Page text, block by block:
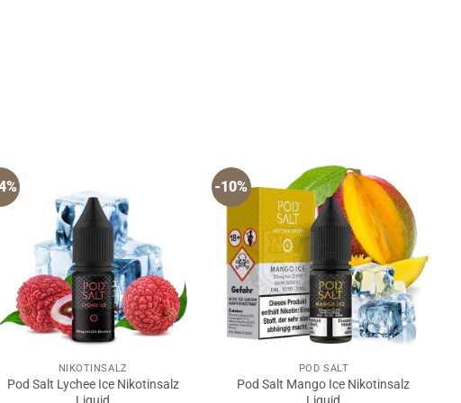
NIKOTINSALZ
Pod Salt Lychee Ice Nikotinsalz
-10%
POD SALT
Pod Salt Mango Ice Nikotinsalz